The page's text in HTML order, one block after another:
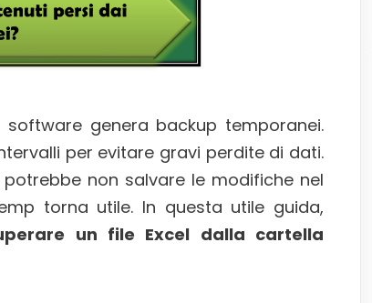
genera backup temporanei.
per evitare gravi perdite di dati.
non salvare le modifiche nel
torna utile. In questa utile guida,
un file Excel dalla cartella